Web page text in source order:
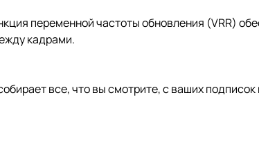
переменной частоты обновления (VRR)
кадрами.
все, что вы смотрите, с ваших